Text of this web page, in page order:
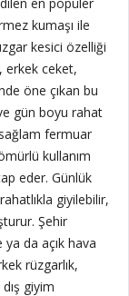
kumaşı ile
kesici özelliği
erkek ceket,
öne çıkan bu
gün boyu rahat
fermuar
kullanım
eder. Günlük
giyilebilir,
Şehir
da açık hava
rüzgarlık,
giyim